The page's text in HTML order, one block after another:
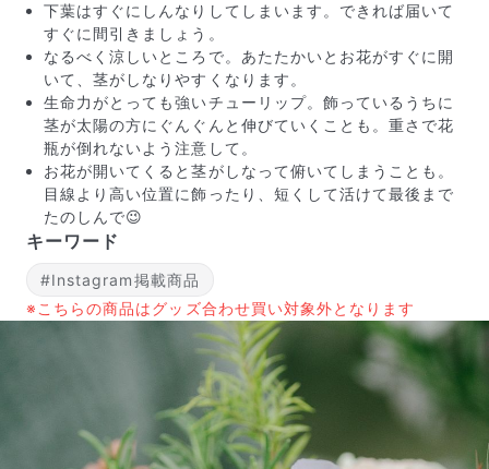
写真と同じものが届く？
商品ページに掲載している写真は、実際にお届けする商
品を撮影したものです。お花は生き物なので、どうして
も色味やサイズ・咲き方に個体差はありますが、できる
だけ写真のイメージに近いものをお届けできるように人
の目でチェックをしています。
下葉はすぐにしんなりしてしまいます。できれば届いて
すぐに間引きましょう。
なるべく涼しいところで。あたたかいとお花がすぐに開
いて、茎がしなりやすくなります。
生命力がとっても強いチューリップ。飾っているうちに
茎が太陽の方にぐんぐんと伸びていくことも。重さで花
瓶が倒れないよう注意して。
お花が開いてくると茎がしなって俯いてしまうことも。
目線より高い位置に飾ったり、短くして活けて最後まで
たのしんで😉
キーワード
#Instagram掲載商品
※こちらの商品はグッズ合わせ買い対象外となります